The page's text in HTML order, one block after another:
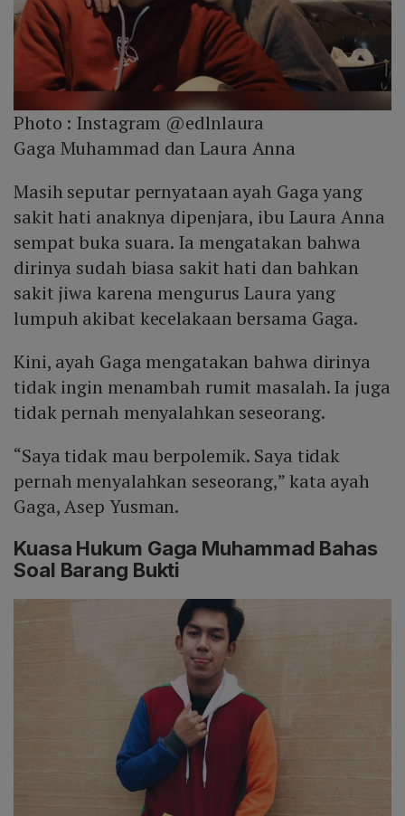
Photo : Instagram @edlnlaura
Gaga Muhammad dan Laura Anna
Masih seputar pernyataan ayah Gaga yang
sakit hati anaknya dipenjara, ibu Laura Anna
sempat buka suara. Ia mengatakan bahwa
dirinya sudah biasa sakit hati dan bahkan
sakit jiwa karena mengurus Laura yang
lumpuh akibat kecelakaan bersama Gaga.
Kini, ayah Gaga mengatakan bahwa dirinya
tidak ingin menambah rumit masalah. Ia juga
tidak pernah menyalahkan seseorang.
“Saya tidak mau berpolemik. Saya tidak
pernah menyalahkan seseorang,” kata ayah
Gaga, Asep Yusman.
Kuasa Hukum Gaga Muhammad Bahas
Soal Barang Bukti